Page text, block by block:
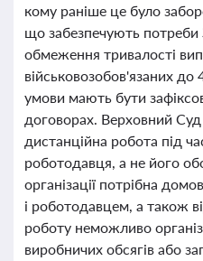
кому раніше це було
що забезпечують
обмеження тривалості
військовозобов'язаних до
умови мають бути
договорах. Верховний
дистанційна робота під
роботодавця, а не його
організації потрібна
і роботодавцем, а також
роботу неможливо
виробничих обсягів або